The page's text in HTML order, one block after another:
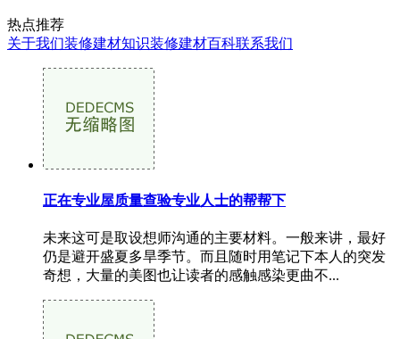
热点推荐
关于我们装修建材知识装修建材百科联系我们
正在专业屋质量查验专业人士的帮帮下
未来这可是取设想师沟通的主要材料。一般来讲，最好
仍是避开盛夏多旱季节。而且随时用笔记下本人的突发
奇想，大量的美图也让读者的感触感染更曲不...